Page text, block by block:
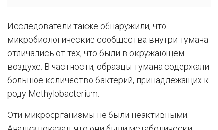
Исследователи также обнаружили, что
микробиологические сообщества внутри тумана
отличались от тех, что были в окружающем
воздухе. В частности, образцы тумана содержали
большое количество бактерий, принадлежащих к
роду Methylobacterium.
Эти микроорганизмы не были неактивными.